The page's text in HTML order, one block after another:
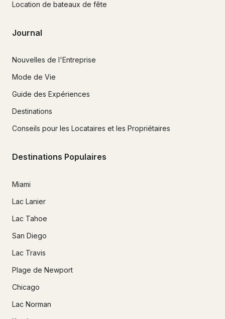
Location de bateaux de fête
Journal
Nouvelles de l'Entreprise
Mode de Vie
Guide des Expériences
Destinations
Conseils pour les Locataires et les Propriétaires
Destinations Populaires
Miami
Lac Lanier
Lac Tahoe
San Diego
Lac Travis
Plage de Newport
Chicago
Lac Norman